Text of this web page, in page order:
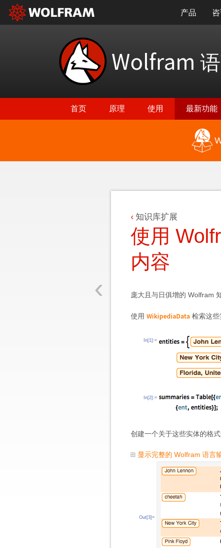
产品
Wolfram
首页 原理 使用 最新功能
‹
知识库扩展
使用
内容
庞大且与日俱增的 Wolfram
使用 WikipediaData 检索这
In[1]:=
In[2]:=
创建一个关于这些实体的格
显示完整的 Wolfram 语言
Out[3]=